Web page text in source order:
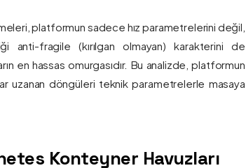
platformun sadece hız parametrelerini değil,
anti-fragile (kırılgan olmayan) karakterini de
en hassas omurgasıdır. Bu analizde, platformun
uzanan döngüleri teknik parametrelerle masaya
Konteyner Havuzları